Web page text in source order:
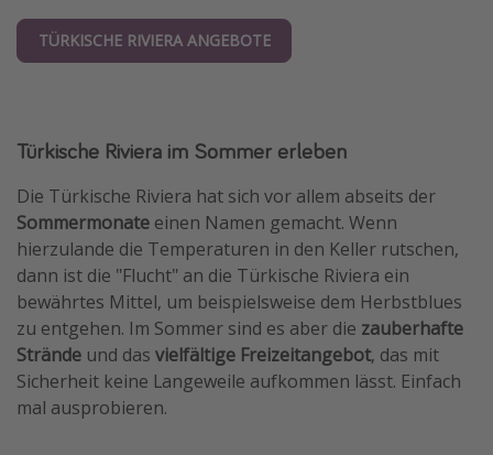
TÜRKISCHE RIVIERA ANGEBOTE
Türkische Riviera im Sommer erleben
Die Türkische Riviera hat sich vor allem abseits der
Sommermonate einen Namen gemacht. Wenn
hierzulande die Temperaturen in den Keller rutschen,
dann ist die "Flucht" an die Türkische Riviera ein
bewährtes Mittel, um beispielsweise dem Herbstblues
zu entgehen. Im Sommer sind es aber die zauberhafte
Strände und das vielfältige Freizeitangebot, das mit
Sicherheit keine Langeweile aufkommen lässt. Einfach
mal ausprobieren.